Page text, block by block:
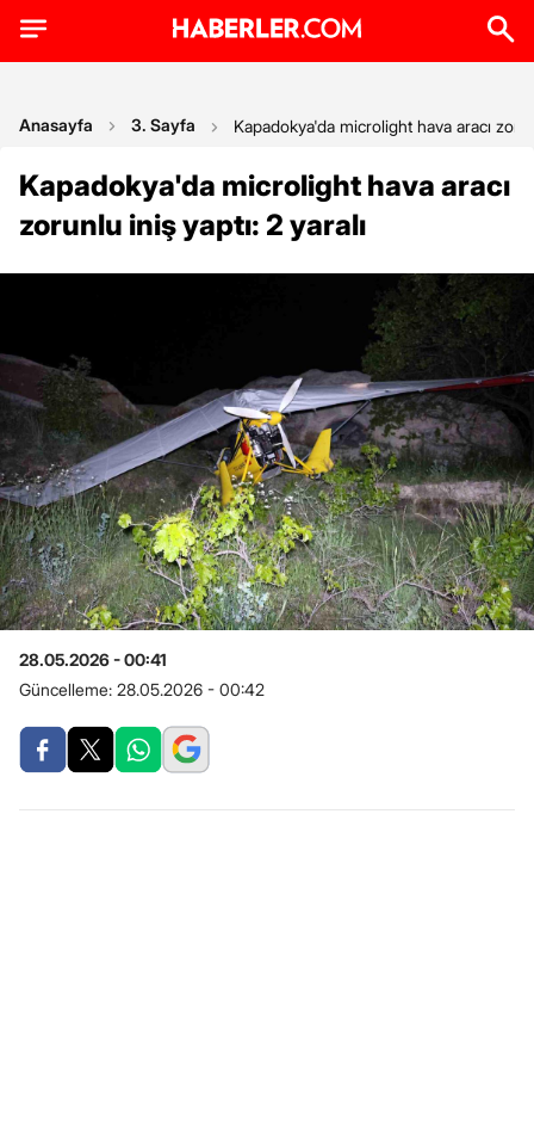
Anasayfa 3. Sayfa Kapadokya'da microlight hava aracı
Kapadokya'da microlight hava aracı
zorunlu iniş yaptı: 2 yaralı
28.05.2026 - 00:41
Güncelleme: 28.05.2026 - 00:42